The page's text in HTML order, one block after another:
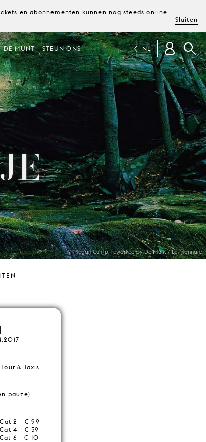
en abonnementen kunnen nog steeds online
Sluiten
DE MUNT STEUN ONS NL
© Megan Cump, reworked by De Munt / La Monnaie
& Taxis
pauze)
2 - € 99
4 - € 59
6 - € 10